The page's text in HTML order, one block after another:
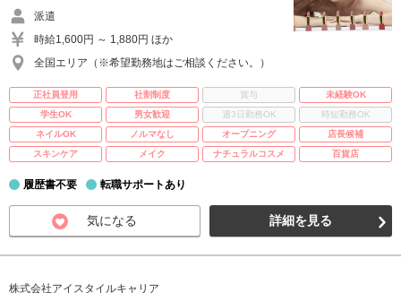
派遣
時給1,600円 ～ 1,880円 ほか
全国エリア（※希望勤務地はご相談ください。）
正社員登用 社割制度 賞与
未経験OK
学生OK
男女歓迎 週3日勤務OK
時短勤務OK
ネイルOK
ノルマなし オープニング
店長候補
スキンケア
メイク ナチュラルコスメ 百貨店
履歴書不要 転職サポートあり
気になる 詳細を見る
株式会社アイスタイルキャリア